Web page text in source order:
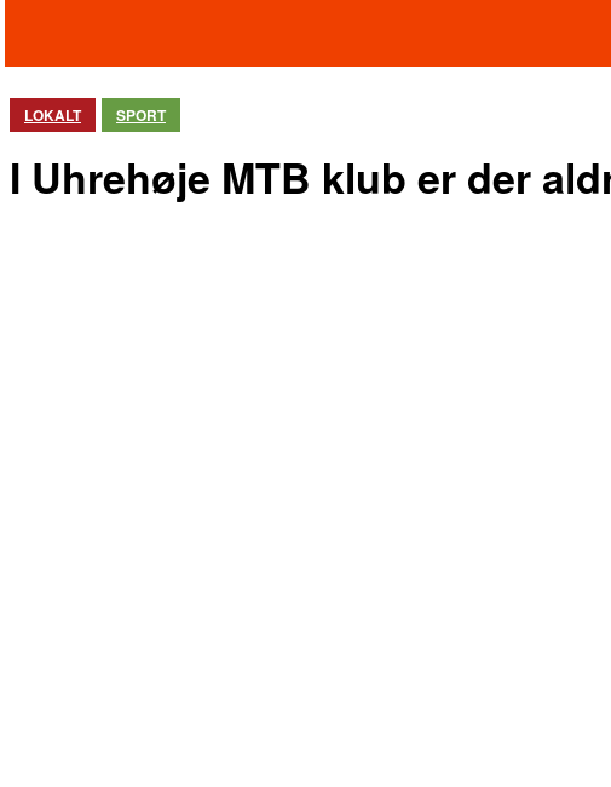
LOKALT SPORT
I Uhrehøje MTB klub er der